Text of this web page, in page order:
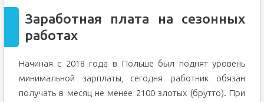
Заработная плата на сезонных
работах
Начиная с 2018 года в Польше был поднят уровень
минимальной зарплаты, сегодня работник обязан
получать в месяц не менее 2100 злотых (брутто). При